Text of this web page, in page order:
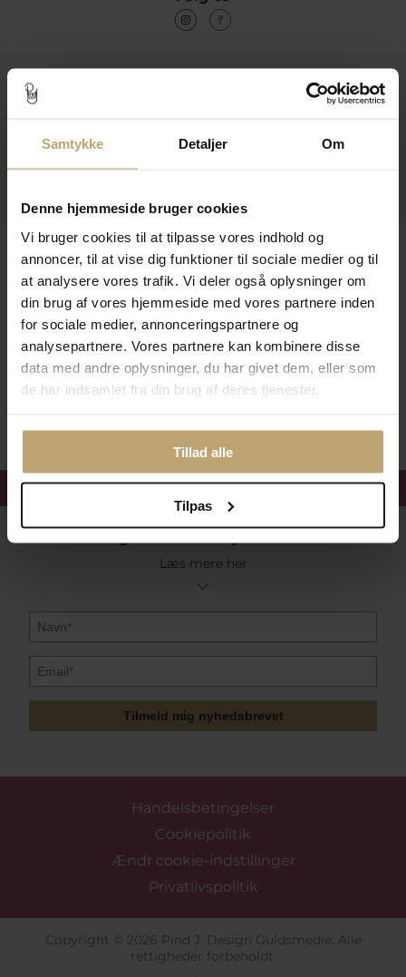
Samtykke Detaljer Om
Denne hjemmeside bruger cookies
Vi bruger cookies til at tilpasse vores indhold og
annoncer, til at vise dig funktioner til sociale medier og til
at analysere vores trafik. Vi deler også oplysninger om
din brug af vores hjemmeside med vores partnere inden
for sociale medier, annonceringspartnere og
analysepartnere. Vores partnere kan kombinere disse
data med andre oplysninger, du har givet dem, eller som
de har indsamlet fra din brug af deres tjenester.
Tillad alle
Tilpas
Kontakt
Information
Leveringsmuligheder
Betalingsmuligheder
Sikker Og Tryg E-Handel
Få 15%velkomstrabat
Læs mere her
Tilmeld mig nyhedsbrevet
Handelsbetingelser
Cookiepolitik
Ændr cookie-indstillinger
Privatlivspolitik
Copyright © 2026 Pind J. Design Guldsmedie. Alle
rettigheder forbeholdt.